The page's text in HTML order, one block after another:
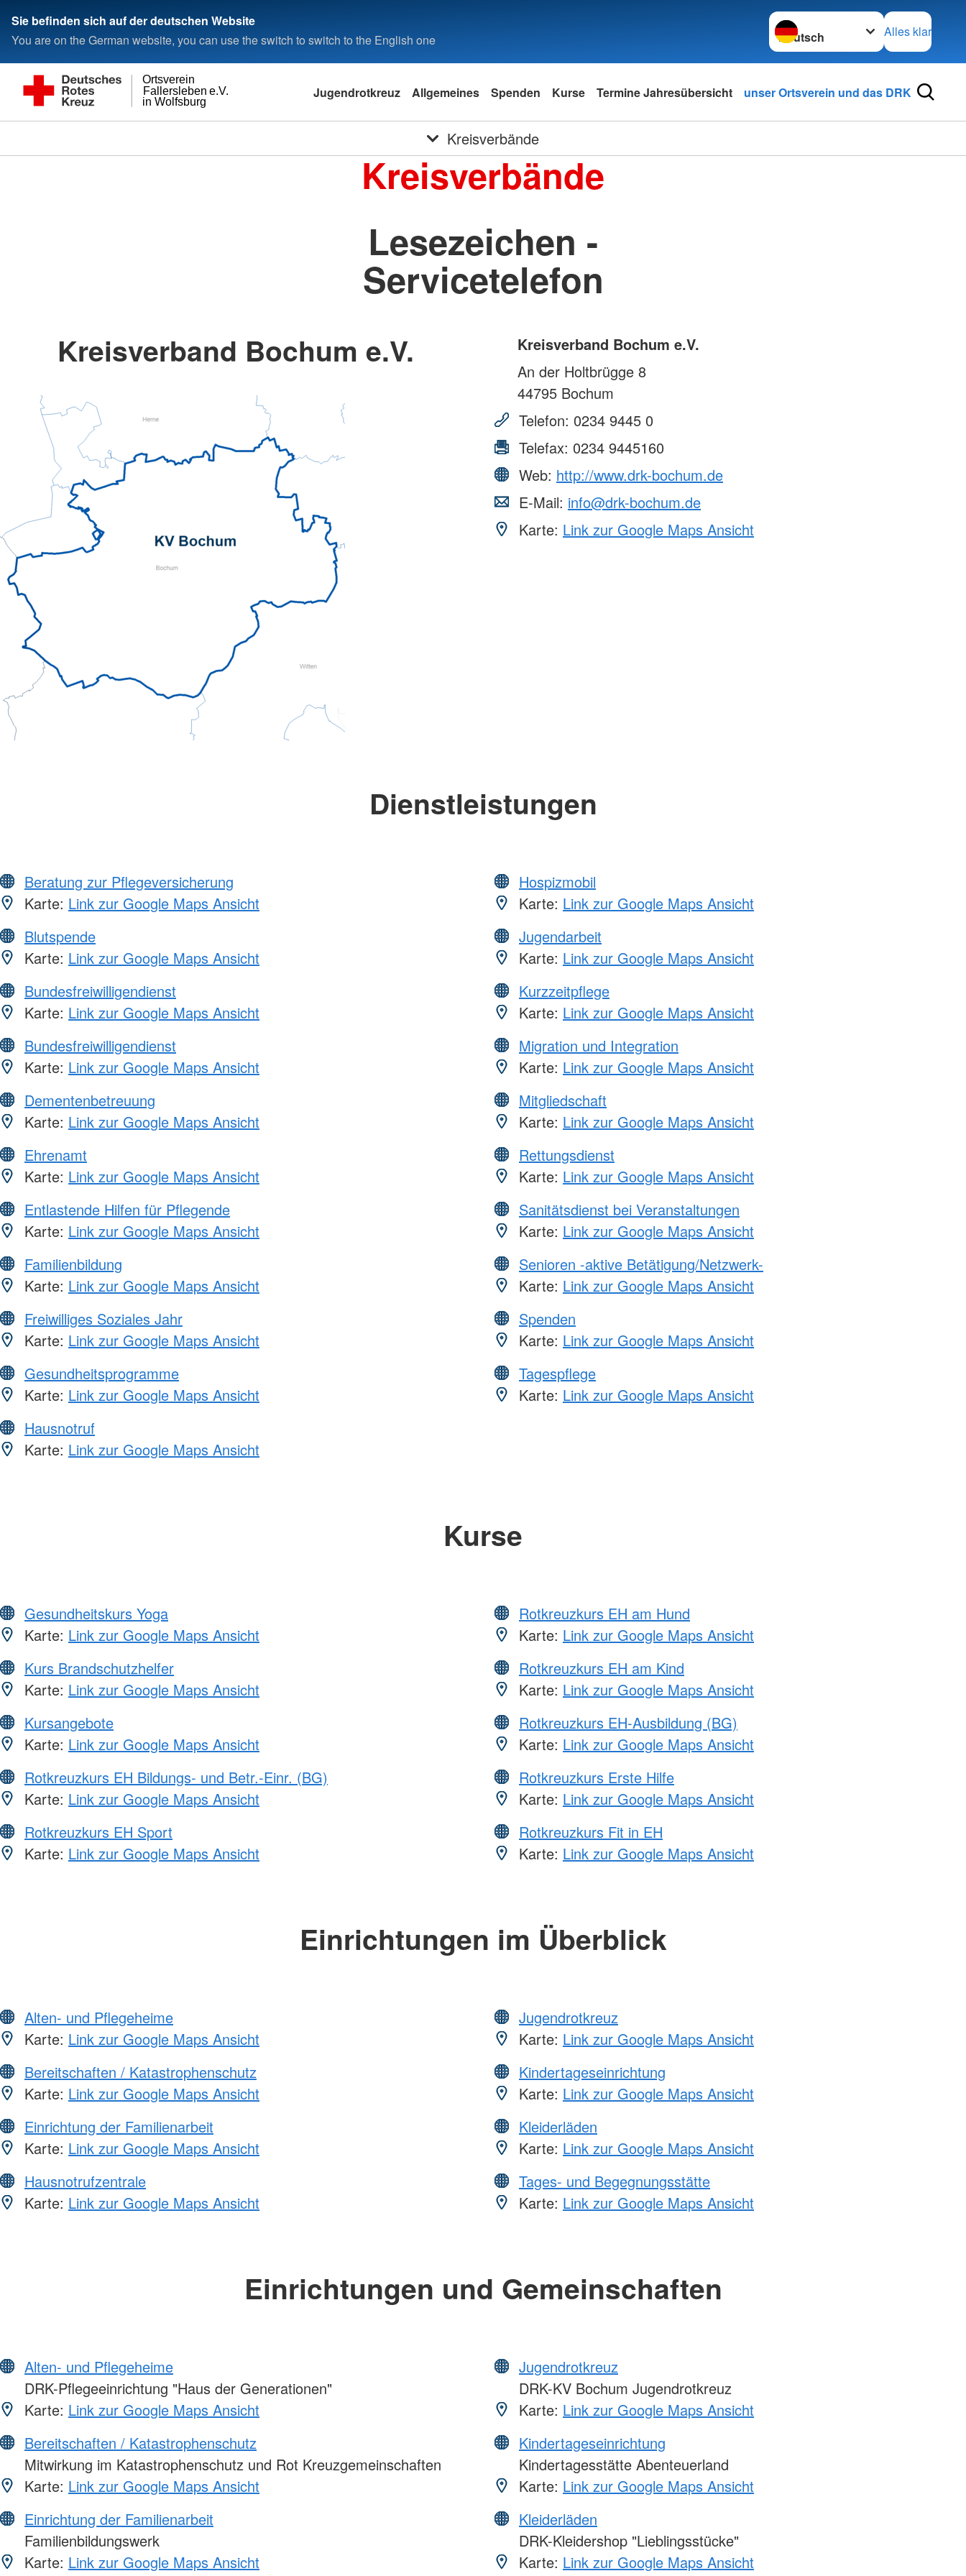
Sie befinden sich auf der deutschen Website
You are on the German website, you can use the switch to switch to the English one
Sprache wechseln zu
Alles klar
in Wolfsburg
Fallersleben e.V.
Ortsverein
Jugendrotkreuz Allgemeines Spenden Kurse Termine Jahresübersicht unser Ortsverein und das DRK
Kreisverbände
Kreisverbände
Lesezeichen -
Servicetelefon
Kreisverband Bochum e.V.
Kreisverband Bochum e.V.
An der Holtbrügge 8
44795 Bochum
Telefon: 0234 9445 0
Telefax: 0234 9445160
Web: http://www.drk-bochum.de
E-Mail: info@drk-bochum.de
Karte: Link zur Google Maps Ansicht
Dienstleistungen
Beratung zur Pflegeversicherung
Karte: Link zur Google Maps Ansicht
Blutspende
Karte: Link zur Google Maps Ansicht
Bundesfreiwilligendienst
Karte: Link zur Google Maps Ansicht
Bundesfreiwilligendienst
Karte: Link zur Google Maps Ansicht
Dementenbetreuung
Karte: Link zur Google Maps Ansicht
Ehrenamt
Karte: Link zur Google Maps Ansicht
Entlastende Hilfen für Pflegende
Karte: Link zur Google Maps Ansicht
Familienbildung
Karte: Link zur Google Maps Ansicht
Freiwilliges Soziales Jahr
Karte: Link zur Google Maps Ansicht
Gesundheitsprogramme
Karte: Link zur Google Maps Ansicht
Hausnotruf
Karte: Link zur Google Maps Ansicht
Hospizmobil
Karte: Link zur Google Maps Ansicht
Jugendarbeit
Karte: Link zur Google Maps Ansicht
Kurzzeitpflege
Karte: Link zur Google Maps Ansicht
Migration und Integration
Karte: Link zur Google Maps Ansicht
Mitgliedschaft
Karte: Link zur Google Maps Ansicht
Rettungsdienst
Karte: Link zur Google Maps Ansicht
Sanitätsdienst bei Veranstaltungen
Karte: Link zur Google Maps Ansicht
Senioren -aktive Betätigung/Netzwerk-
Karte: Link zur Google Maps Ansicht
Spenden
Karte: Link zur Google Maps Ansicht
Tagespflege
Karte: Link zur Google Maps Ansicht
Kurse
Gesundheitskurs Yoga
Karte: Link zur Google Maps Ansicht
Kurs Brandschutzhelfer
Karte: Link zur Google Maps Ansicht
Kursangebote
Karte: Link zur Google Maps Ansicht
Rotkreuzkurs EH Bildungs- und Betr.-Einr. (BG)
Karte: Link zur Google Maps Ansicht
Rotkreuzkurs EH Sport
Karte: Link zur Google Maps Ansicht
Rotkreuzkurs EH am Hund
Karte: Link zur Google Maps Ansicht
Rotkreuzkurs EH am Kind
Karte: Link zur Google Maps Ansicht
Rotkreuzkurs EH-Ausbildung (BG)
Karte: Link zur Google Maps Ansicht
Rotkreuzkurs Erste Hilfe
Karte: Link zur Google Maps Ansicht
Rotkreuzkurs Fit in EH
Karte: Link zur Google Maps Ansicht
Einrichtungen im Überblick
Alten- und Pflegeheime
Karte: Link zur Google Maps Ansicht
Bereitschaften / Katastrophenschutz
Karte: Link zur Google Maps Ansicht
Einrichtung der Familienarbeit
Karte: Link zur Google Maps Ansicht
Hausnotrufzentrale
Karte: Link zur Google Maps Ansicht
Jugendrotkreuz
Karte: Link zur Google Maps Ansicht
Kindertageseinrichtung
Karte: Link zur Google Maps Ansicht
Kleiderläden
Karte: Link zur Google Maps Ansicht
Tages- und Begegnungsstätte
Karte: Link zur Google Maps Ansicht
Einrichtungen und Gemeinschaften
Alten- und Pflegeheime
DRK-Pflegeeinrichtung "Haus der Generationen"
Karte: Link zur Google Maps Ansicht
Bereitschaften / Katastrophenschutz
Mitwirkung im Katastrophenschutz und Rot Kreuzgemeinschaften
Karte: Link zur Google Maps Ansicht
Einrichtung der Familienarbeit
Familienbildungswerk
Karte: Link zur Google Maps Ansicht
Jugendrotkreuz
DRK-KV Bochum Jugendrotkreuz
Karte: Link zur Google Maps Ansicht
Kindertageseinrichtung
Kindertagesstätte Abenteuerland
Karte: Link zur Google Maps Ansicht
Kleiderläden
DRK-Kleidershop "Lieblingsstücke"
Karte: Link zur Google Maps Ansicht